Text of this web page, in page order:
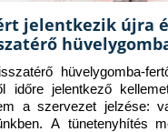
jelentkezik újra
hüvelygomba-
időre jelentkező
a szervezet jelzése:
A tünetenyhítés